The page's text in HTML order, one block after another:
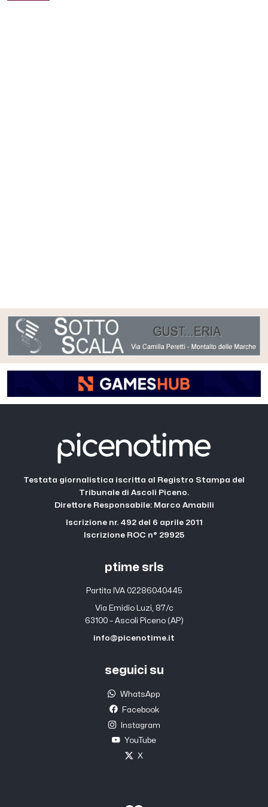
Testata giornalistica iscritta al Registro Stampa del
Tribunale di Ascoli Piceno.
Direttore Responsabile: Marco Amabili
Iscrizione nr. 492 del 6 aprile 2011
Iscrizione ROC n° 29925
ptime srls
Partita IVA 02286040445
Via Emidio Luzi, 87/c
63100 – Ascoli Piceno (AP)
info@picenotime.it
seguici su
WhatsApp
Facebook
Instagram
YouTube
X